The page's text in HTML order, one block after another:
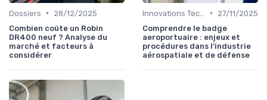
Dossiers •
28/12/2025
Combien coûte un Robin
DR400 neuf ? Analyse du
marché et facteurs à
considérer
•
27/11/2025
Comprendre le badge
aeroportuaire : enjeux et
procédures dans l’industrie
aérospatiale et de défense